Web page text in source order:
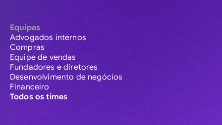
Equipes
Advogados internos
Compras
Equipe de vendas
Fundadores e diretores
Desenvolvimento de negócios
Financeiro
Todos os times